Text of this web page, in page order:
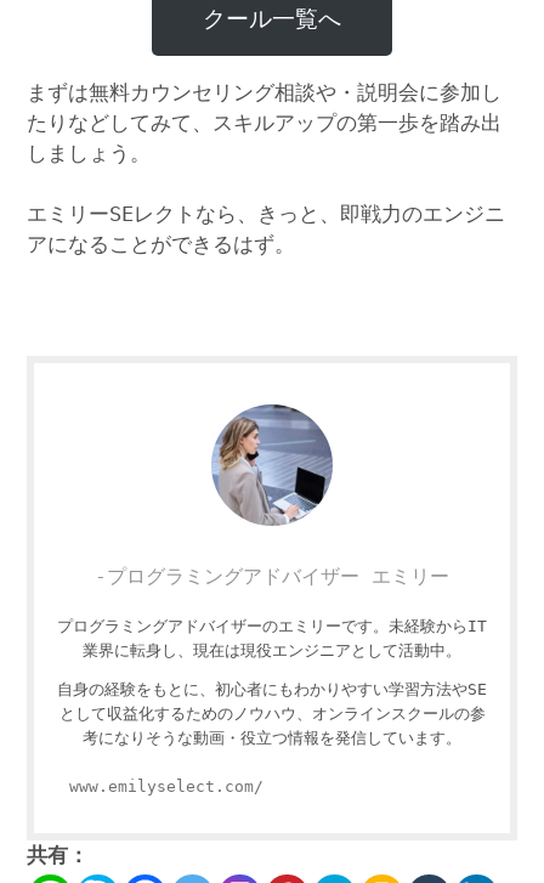
クール一覧へ
まずは無料カウンセリング相談や・説明会に参加し
たりなどしてみて、スキルアップの第一歩を踏み出
しましょう。
エミリーSEレクトなら、きっと、即戦力のエンジニ
アになることができるはず。
-プログラミングアドバイザー エミリー
プログラミングアドバイザーのエミリーです。未経験からIT
業界に転身し、現在は現役エンジニアとして活動中。
自身の経験をもとに、初心者にもわかりやすい学習方法やSE
として収益化するためのノウハウ、オンラインスクールの参
考になりそうな動画・役立つ情報を発信しています。
www.emilyselect.com/
共有：